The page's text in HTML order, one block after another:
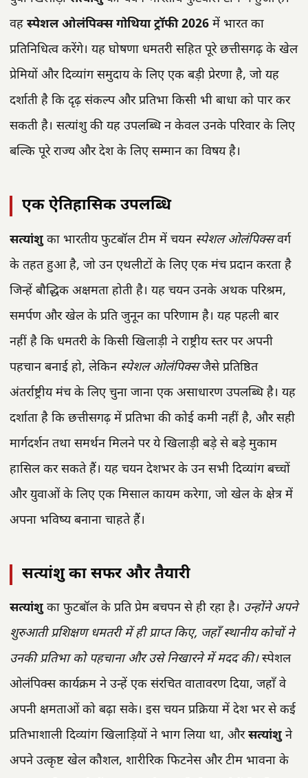
वह स्पेशल ओलंपिक्स गोथिया ट्रॉफी 2026 में भारत का
प्रतिनिधित्व करेंगे। यह घोषणा धमतरी सहित पूरे छत्तीसगढ़ के खेल
प्रेमियों और दिव्यांग समुदाय के लिए एक बड़ी प्रेरणा है, जो यह
दर्शाती है कि दृढ़ संकल्प और प्रतिभा किसी भी बाधा को पार कर
सकती है। सत्यांशु की यह उपलब्धि न केवल उनके परिवार के लिए
बल्कि पूरे राज्य और देश के लिए सम्मान का विषय है।
एक ऐतिहासिक उपलब्धि
सत्यांशुका भारतीय फुटबॉल टीम में चयन स्पेशल ओलंपिक्सवर्ग
के तहत हुआ है, जो उन एथलीटों के लिए एक मंच प्रदान करता है
जिन्हें बौद्धिक अक्षमता होती है। यह चयन उनके अथक परिश्रम,
समर्पण और खेल के प्रति जुनून का परिणाम है। यह पहली बार
नहीं है कि धमतरी के किसी खिलाड़ी ने राष्ट्रीय स्तर पर अपनी
पहचान बनाई हो, लेकिन स्पेशल ओलंपिक्सजैसे प्रतिष्ठित
अंतर्राष्ट्रीय मंच के लिए चुना जाना एक असाधारण उपलब्धि है। यह
दर्शाता है कि छत्तीसगढ़ में प्रतिभा की कोई कमी नहीं है, और सही
मार्गदर्शन तथा समर्थन मिलने पर ये खिलाड़ी बड़े से बड़े मुकाम
हासिल कर सकते हैं। यह चयन देशभर के उन सभी दिव्यांग बच्चों
और युवाओं के लिए एक मिसाल कायम करेगा, जो खेल के क्षेत्र में
अपना भविष्य बनाना चाहते हैं।
सत्यांशु का सफर और तैयारी
सत्यांशुका फुटबॉल के प्रति प्रेम बचपन से ही रहा है। उन्होंने अपने
शुरुआती प्रशिक्षण धमतरी में ही प्राप्त किए, जहाँ स्थानीय कोचों ने
उनकी प्रतिभा को पहचाना और उसे निखारने में मदद की।स्पेशल
ओलंपिक्स कार्यक्रम ने उन्हें एक संरचित वातावरण दिया, जहाँ वे
अपनी क्षमताओं को बढ़ा सके। इस चयन प्रक्रिया में देश भर से कई
प्रतिभाशाली दिव्यांग खिलाड़ियों ने भाग लिया था, औरसत्यांशुने
अपने उत्कृष्ट खेल कौशल, शारीरिक फिटनेस और टीम भावना के